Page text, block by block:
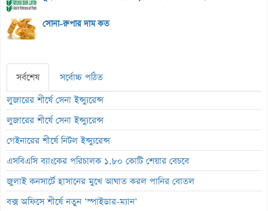
সোনা-রুপার দাম কত
সর্বশেষ
সর্বোচ্চ পঠিত
লুজারের শীর্ষে সেনা ইন্স্যুরেন্স
লুজারের শীর্ষে সেনা ইন্স্যুরেন্স
গেইনারের শীর্ষে নিটল ইন্স্যুরেন্স
এসবিএসি ব্যাংকের পরিচালক ১.৮০ কোটি শেয়ার বেচবে
জুলাই কনসার্টে হাসানের মুখে আঘাত করল পানির বোতল
বক্স অফিসে শীর্ষে নতুন ‘স্পাইডার-ম্যান’